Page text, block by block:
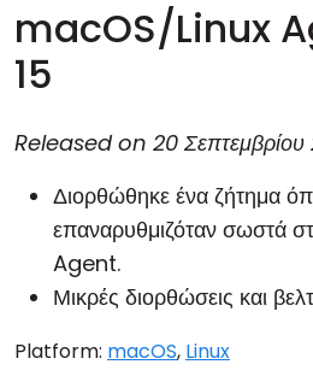
macOS/Linux
15
Released on 20
Διορθώθηκε ένα ζήτημα
επαναρυθμιζόταν σωστά
Agent.
Μικρές διορθώσεις και
Platform: macOS, Linux